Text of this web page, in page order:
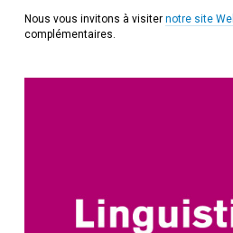
Nous vous invitons à visiter notre site
complémentaires.